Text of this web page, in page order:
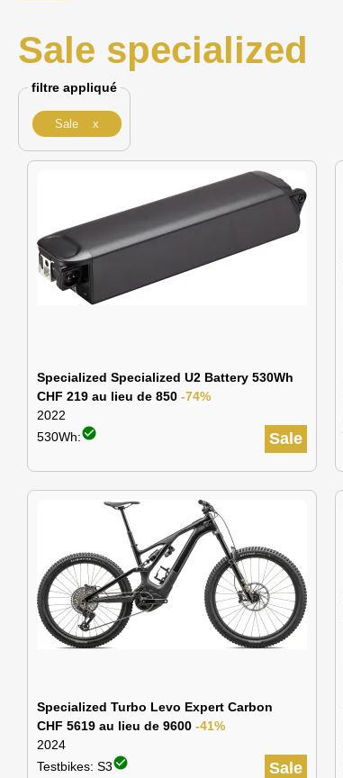
Sale specialized
filtre appliqué
Sale x
Specialized Specialized U2 Battery 530Wh
CHF 219 au lieu de 850 -74%
2022
Sale
530Wh:check_circle
Specialized Turbo Levo Expert Carbon
CHF 5619 au lieu de 9600 -41%
2024
Sale
Testbikes: S3check_circle